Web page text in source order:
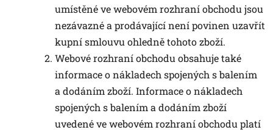
umístěné ve webovém rozhraní obchodu jsou
nezávazné a prodávající není povinen uzavřít
kupní smlouvu ohledně tohoto zboží.
Webové rozhraní obchodu obsahuje také
informace o nákladech spojených s balením
a dodáním zboží. Informace o nákladech
spojených s balením a dodáním zboží
uvedené ve webovém rozhraní obchodu platí